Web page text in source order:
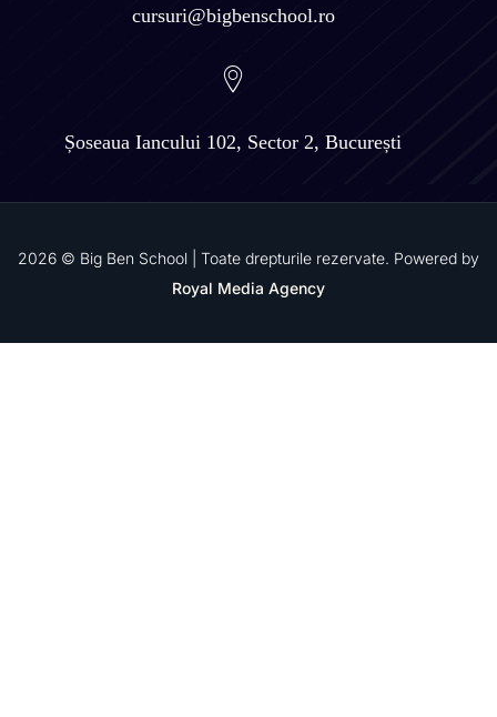
cursuri@bigbenschool.ro
Șoseaua Iancului 102, Sector 2, București
2026 © Big Ben School | Toate drepturile rezervate. Powered by
Royal Media Agency